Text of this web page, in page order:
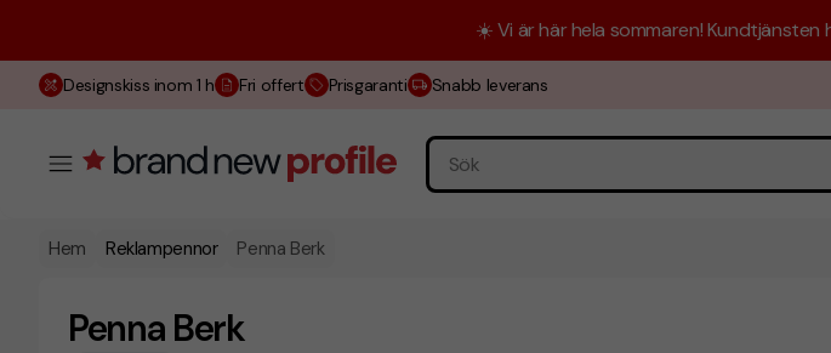
☀️ Vi är här hela sommaren! Kundtjänsten
Designskiss inom 1 h Fri offert Prisgaranti Snabb leverans
Hem Reklampennor Penna Berk
Penna Berk